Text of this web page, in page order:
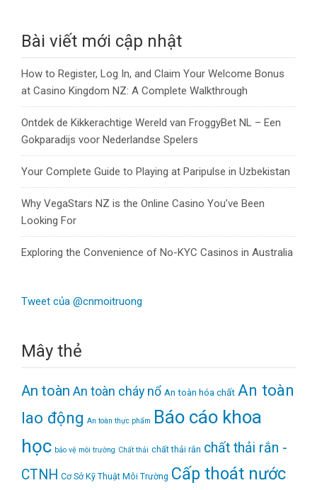
Bài viết mới cập nhật
How to Register, Log In, and Claim Your Welcome Bonus
at Casino Kingdom NZ: A Complete Walkthrough
Ontdek de Kikkerachtige Wereld van FroggyBet NL – Een
Gokparadijs voor Nederlandse Spelers
Your Complete Guide to Playing at Paripulse in Uzbekistan
Why VegaStars NZ is the Online Casino You’ve Been
Looking For
Exploring the Convenience of No-KYC Casinos in Australia
Tweet của @cnmoitruong
Mây thẻ
An toàn An toàn cháy nổ An toàn hóa chất An toàn
lao động An toàn thực phẩm Báo cáo khoa
học bảo vệ môi trường Chất thải chất thải rắn chất thải rắn -
CTNH Cơ Sở Kỹ Thuật Môi Trường Cấp thoát nước